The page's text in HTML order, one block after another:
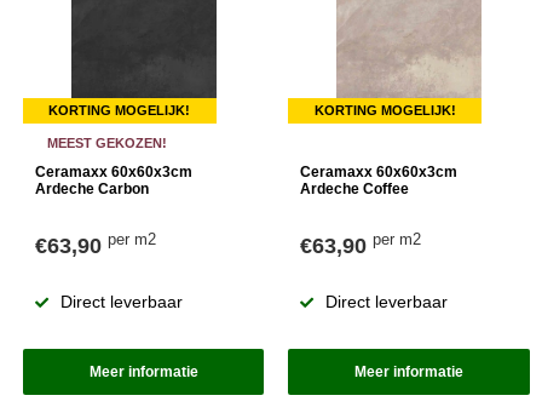
KORTING MOGELIJK!
MEEST GEKOZEN!
Ceramaxx 60x60x3cm
Ardeche Carbon
€63,90 per m2
Direct leverbaar
Meer informatie
KORTING MOGELIJK!
Ceramaxx 60x60x3cm
Ardeche Coffee
€63,90per m2
Direct leverbaar
Meer informatie